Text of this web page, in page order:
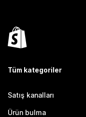
Tüm kategoriler
Satış kanalları
Ürün bulma